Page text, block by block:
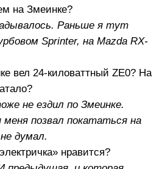
на Змеинке?
Раньше я тут
Sprinter, на Mazda RX-
вел 24-киловаттный ZE0? На
не ездил по Змеинке.
позвал покататься на
думал.
нравится?